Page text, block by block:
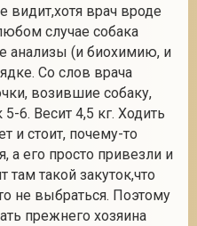
видит,хотя врач вроде
случае собака
анализы (и биохимию, и
Со слов врача
возившие собаку,
6. Весит 4,5 кг. Ходить
и стоит, почему-то
а его просто привезли и
такой закуток,что
не выбраться. Поэтому
прежнего хозяина